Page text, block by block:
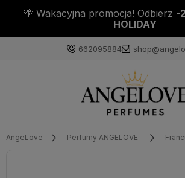
🌴 Wakacyjna promocja! Odbierz -
HOLIDAY
662095884
AngeLove Perfumy ANGELOVE